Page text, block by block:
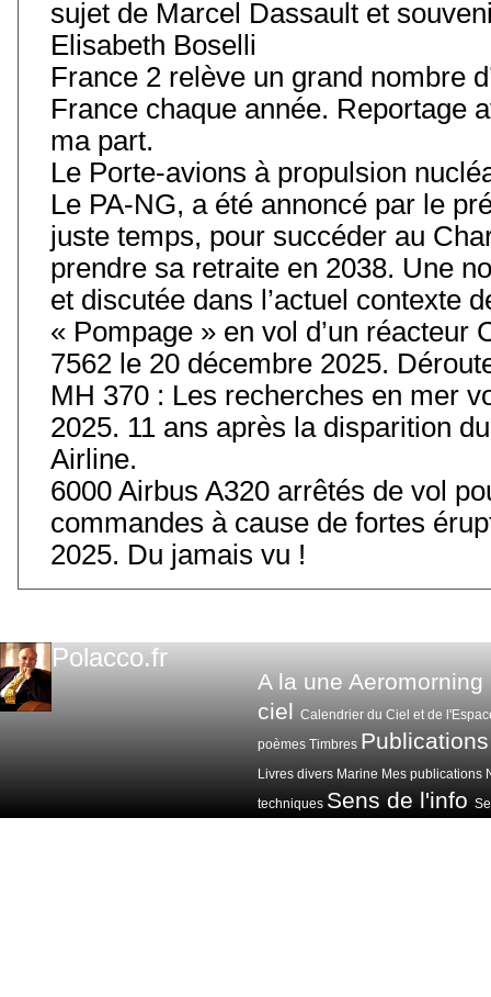
sujet de Marcel Dassault et
Elisabeth Boselli
France 2 relève un grand nombre
France chaque année. Reportage
ma part.
Le Porte-avions à propulsion
Le PA-NG, a été annoncé par le
juste temps, pour succéder au
prendre sa retraite en 2038. Une
et discutée dans l’actuel contexte
« Pompage » en vol d’un réacteur
7562 le 20 décembre 2025.
MH 370 : Les recherches en mer
2025. 11 ans après la disparition
Airline.
6000 Airbus A320 arrêtés de vol
commandes à cause de fortes
2025. Du jamais vu !
Polacco.fr
A la une Aeromorning
ciel Calendrier du Ciel et de
poèmes Timbres Publications
Livres divers Marine Mes publications
techniques Sens de l'info